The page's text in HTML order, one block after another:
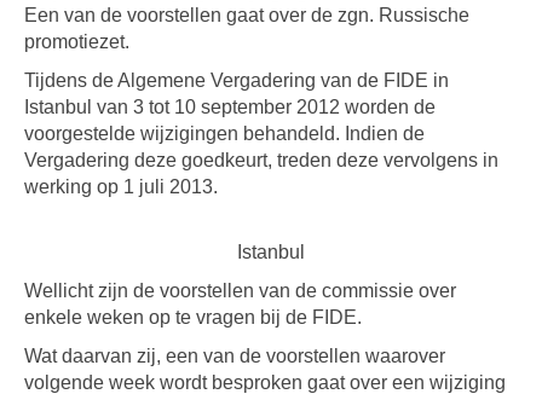
Een van de voorstellen gaat over de zgn. Russische
promotiezet.
Tijdens de Algemene Vergadering van de FIDE in
Istanbul van 3 tot 10 september 2012 worden de
voorgestelde wijzigingen behandeld. Indien de
Vergadering deze goedkeurt, treden deze vervolgens in
werking op 1 juli 2013.
Istanbul
Wellicht zijn de voorstellen van de commissie over
enkele weken op te vragen bij de FIDE.
Wat daarvan zij, een van de voorstellen waarover
volgende week wordt besproken gaat over een wijziging